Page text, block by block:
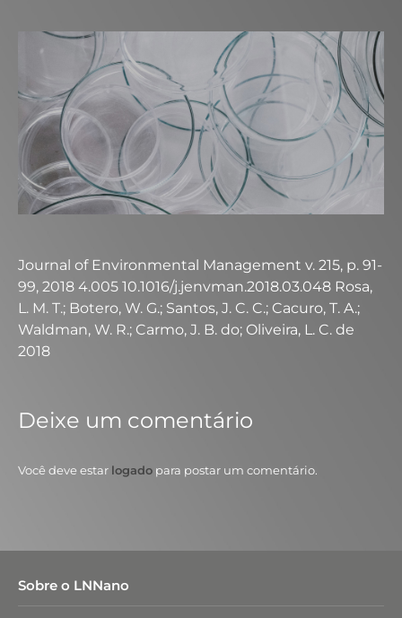
Journal of Environmental Management v. 215, p. 91-
99, 2018 4.005 10.1016/j.jenvman.2018.03.048 Rosa,
L. M. T.; Botero, W. G.; Santos, J. C. C.; Cacuro, T. A.;
Waldman, W. R.; Carmo, J. B. do; Oliveira, L. C. de
2018
Deixe um comentário
Você deve estar logado para postar um comentário.
Sobre o LNNano